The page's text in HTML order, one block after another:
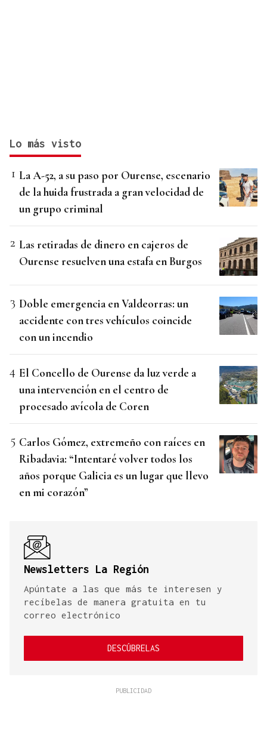
Lo más visto
La A-52, a su paso por Ourense, escenario
de la huida frustrada a gran velocidad de
un grupo criminal
Las retiradas de dinero en cajeros de
Ourense resuelven una estafa en Burgos
Doble emergencia en Valdeorras: un
accidente con tres vehículos coincide
con un incendio
El Concello de Ourense da luz verde a
una intervención en el centro de
procesado avícola de Coren
Carlos Gómez, extremeño con raíces en
Ribadavia: “Intentaré volver todos los
años porque Galicia es un lugar que llevo
en mi corazón”
Newsletters La Región
Apúntate a las que más te interesen y
recíbelas de manera gratuita en tu
correo electrónico
DESCÚBRELAS